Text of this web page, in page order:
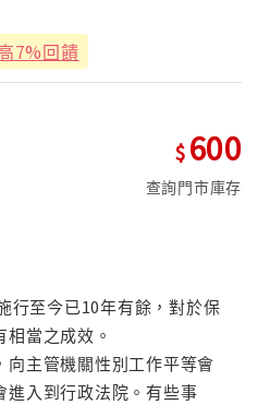
7%回饋
600
查詢門市庫存
行至今已10年有餘，對於保
當之成效。
主管機關性別工作平等會
進入到行政法院。有些事